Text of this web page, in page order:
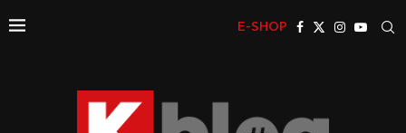
E-SHOP